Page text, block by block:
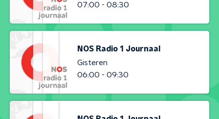
07:00 - 08:30
NOS Radio 1 Journaal
Gisteren
06:00 - 09:30